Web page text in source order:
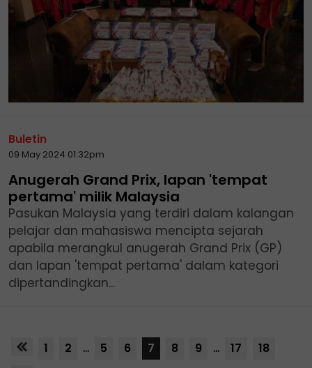
Buletin
09 May 2024 01:32pm
Anugerah Grand Prix, lapan 'tempat
pertama' milik Malaysia
Pasukan Malaysia yang terdiri dalam kalangan
pelajar dan mahasiswa mencipta sejarah
apabila merangkul anugerah Grand Prix (GP)
dan lapan 'tempat pertama' dalam kategori
dipertandingkan...
1 2 ... 5 6 7 8 9 ... 17 18